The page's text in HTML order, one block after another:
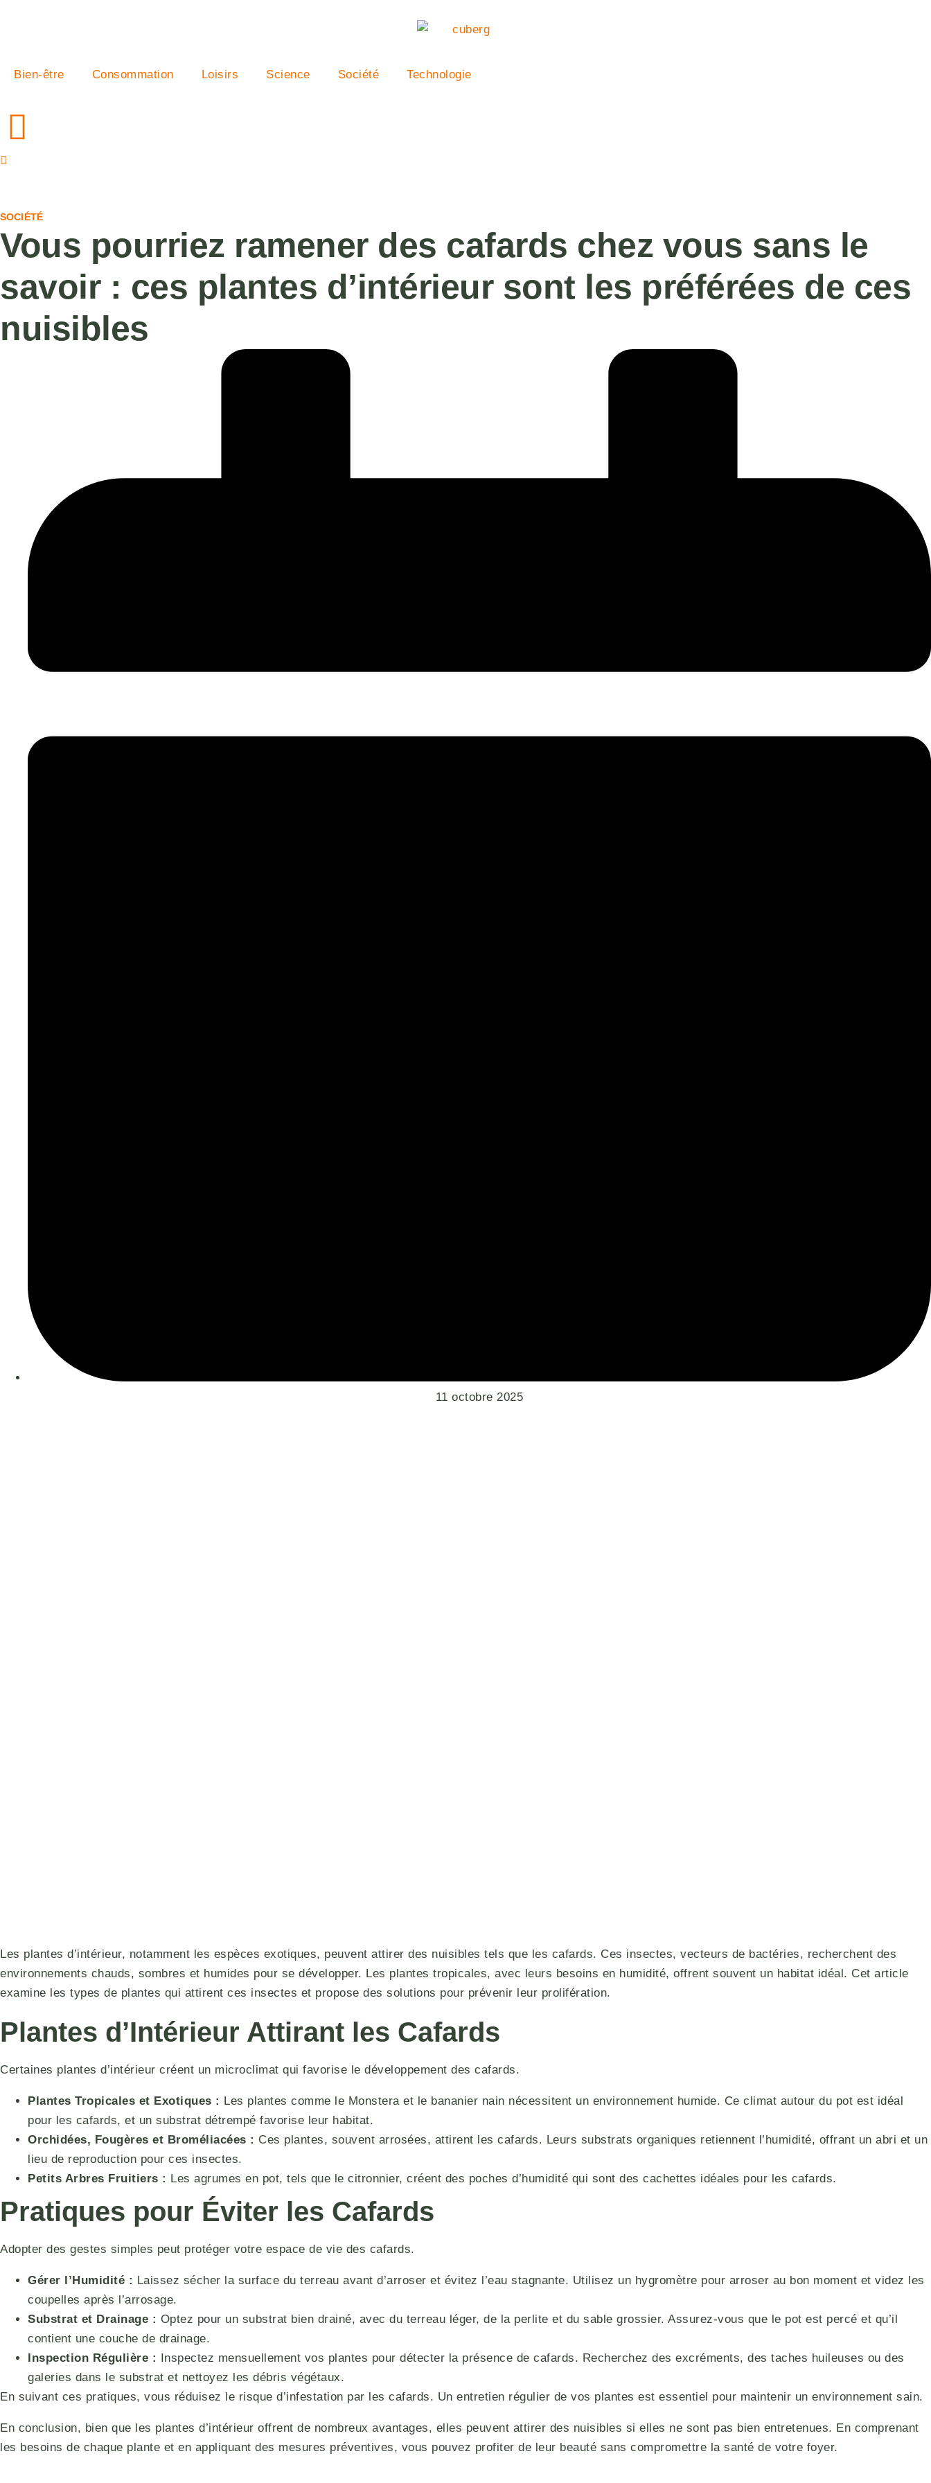
Bien-être Consommation Loisirs Science Société Technologie
SOCIÉTÉ
Vous pourriez ramener des cafards chez vous sans le
savoir : ces plantes d’intérieur sont les préférées de ces
nuisibles
11 octobre 2025
Les plantes d’intérieur, notamment les espèces exotiques, peuvent attirer des nuisibles tels que les cafards. Ces insectes, vecteurs de bactéries, recherchent des
environnements chauds, sombres et humides pour se développer. Les plantes tropicales, avec leurs besoins en humidité, offrent souvent un habitat idéal. Cet article
examine les types de plantes qui attirent ces insectes et propose des solutions pour prévenir leur prolifération.
Plantes d’Intérieur Attirant les Cafards
Certaines plantes d’intérieur créent un microclimat qui favorise le développement des cafards.
Plantes Tropicales et Exotiques : Les plantes comme le Monstera et le bananier nain nécessitent un environnement humide. Ce climat autour du pot est idéal
pour les cafards, et un substrat détrempé favorise leur habitat.
Orchidées, Fougères et Broméliacées : Ces plantes, souvent arrosées, attirent les cafards. Leurs substrats organiques retiennent l’humidité, offrant un abri et un
lieu de reproduction pour ces insectes.
Petits Arbres Fruitiers : Les agrumes en pot, tels que le citronnier, créent des poches d’humidité qui sont des cachettes idéales pour les cafards.
Pratiques pour Éviter les Cafards
Adopter des gestes simples peut protéger votre espace de vie des cafards.
Gérer l’Humidité : Laissez sécher la surface du terreau avant d’arroser et évitez l’eau stagnante. Utilisez un hygromètre pour arroser au bon moment et videz les
coupelles après l’arrosage.
Substrat et Drainage : Optez pour un substrat bien drainé, avec du terreau léger, de la perlite et du sable grossier. Assurez-vous que le pot est percé et qu’il
contient une couche de drainage.
Inspection Régulière : Inspectez mensuellement vos plantes pour détecter la présence de cafards. Recherchez des excréments, des taches huileuses ou des
galeries dans le substrat et nettoyez les débris végétaux.
En suivant ces pratiques, vous réduisez le risque d’infestation par les cafards. Un entretien régulier de vos plantes est essentiel pour maintenir un environnement sain.
En conclusion, bien que les plantes d’intérieur offrent de nombreux avantages, elles peuvent attirer des nuisibles si elles ne sont pas bien entretenues. En comprenant
les besoins de chaque plante et en appliquant des mesures préventives, vous pouvez profiter de leur beauté sans compromettre la santé de votre foyer.